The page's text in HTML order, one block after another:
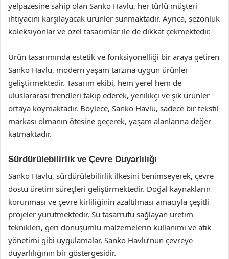
yelpazesine sahip olan Sanko Havlu, her türlü müşteri
ihtiyacını karşılayacak ürünler sunmaktadır. Ayrıca, sezonluk
koleksiyonlar ve özel tasarımlar ile de dikkat çekmektedir.
Ürün tasarımında estetik ve fonksiyonelliği bir araya getiren
Sanko Havlu, modern yaşam tarzına uygun ürünler
geliştirmektedir. Tasarım ekibi, hem yerel hem de
uluslararası trendleri takip ederek, yenilikçi ve şık ürünler
ortaya koymaktadır. Böylece, Sanko Havlu, sadece bir tekstil
markası olmanın ötesine geçerek, yaşam alanlarına değer
katmaktadır.
Sürdürülebilirlik ve Çevre Duyarlılığı
Sanko Havlu, sürdürülebilirlik ilkesini benimseyerek, çevre
dostu üretim süreçleri geliştirmektedir. Doğal kaynakların
korunması ve çevre kirliliğinin azaltılması amacıyla çeşitli
projeler yürütmektedir. Su tasarrufu sağlayan üretim
teknikleri, geri dönüşümlü malzemelerin kullanımı ve atık
yönetimi gibi uygulamalar, Sanko Havlu’nun çevreye
duyarlılığının bir göstergesidir.